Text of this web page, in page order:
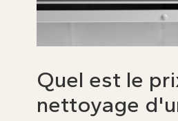
Quel est le
nettoyage